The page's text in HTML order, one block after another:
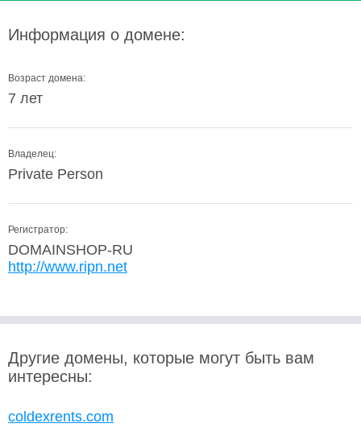
Информация о домене:
Возраст домена:
7 лет
Владелец:
Private Person
Регистратор:
DOMAINSHOP-RU
http://www.ripn.net
Другие домены, которые могут быть вам
интересны:
coldexrents.com